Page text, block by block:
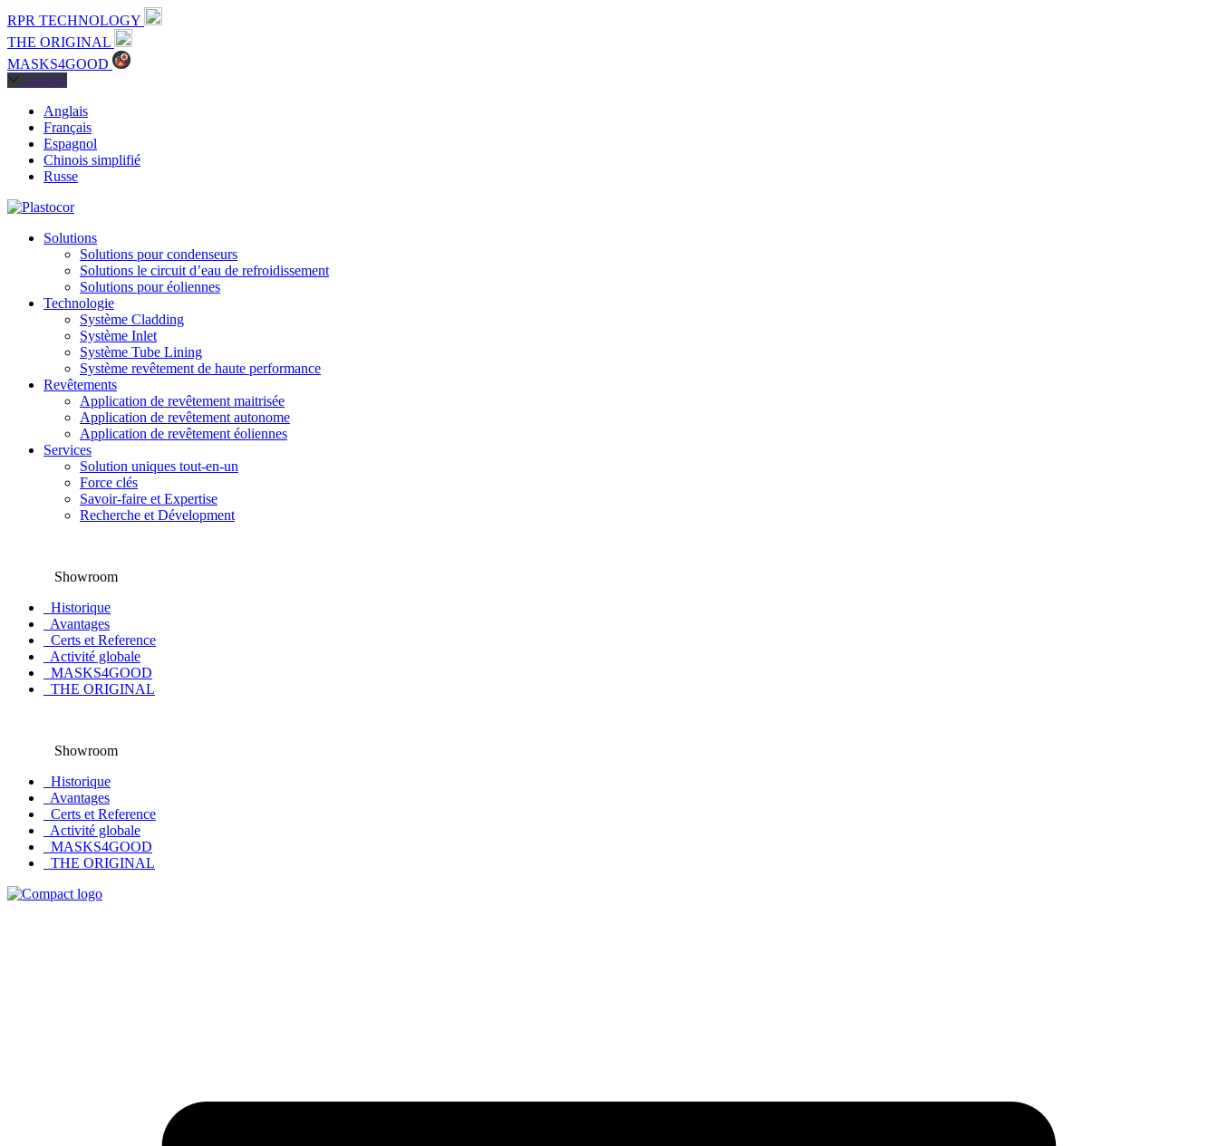
RPR TECHNOLOGY
THE ORIGINAL
MASKS4GOOD
Langue
Anglais
Français
Espagnol
Chinois simplifié
Russe
Solutions
Solutions pour condenseurs
Solutions le circuit d’eau de refroidissement
Solutions pour éoliennes
Technologie
Système Cladding
Système Inlet
Système Tube Lining
Système revêtement de haute performance
Revêtements
Application de revêtement maitrisée
Application de revêtement autonome
Application de revêtement éoliennes
Services
Solution uniques tout-en-un
Force clés
Savoir-faire et Expertise
Recherche et Dévelopment
Showroom
Historique
Avantages
Certs et Reference
Activité globale
MASKS4GOOD
THE ORIGINAL
Showroom
Historique
Avantages
Certs et Reference
Activité globale
MASKS4GOOD
THE ORIGINAL